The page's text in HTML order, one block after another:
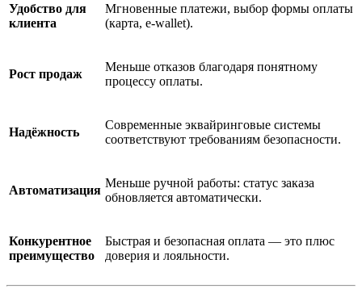
Удобство для
клиента
Мгновенные платежи, выбор формы оплаты
(карта, e-wallet).
Рост продаж
Меньше отказов благодаря понятному
процессу оплаты.
Надёжность
Современные эквайринговые системы
соответствуют требованиям безопасности.
Автоматизация
Меньше ручной работы: статус заказа
обновляется автоматически.
Конкурентное
преимущество
Быстрая и безопасная оплата — это плюс
доверия и лояльности.